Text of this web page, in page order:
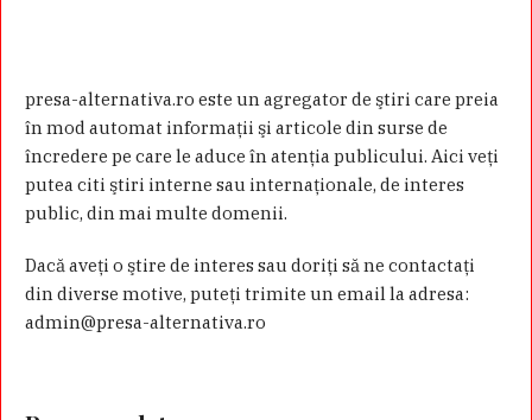
presa-alternativa.ro este un agregator de ştiri care preia
în mod automat informaţii şi articole din surse de
încredere pe care le aduce în atenţia publicului. Aici veţi
putea citi ştiri interne sau internaţionale, de interes
public, din mai multe domenii.
Dacă aveţi o ştire de interes sau doriţi să ne contactaţi
din diverse motive, puteţi trimite un email la adresa:
admin@presa-alternativa.ro